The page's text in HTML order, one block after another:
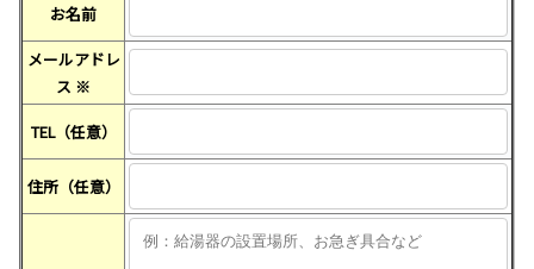
お名前
メールアドレ
ス ※
TEL（任意）
住所（任意）